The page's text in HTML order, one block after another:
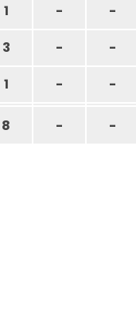
1 - -
3 - -
1 - -
8 - -